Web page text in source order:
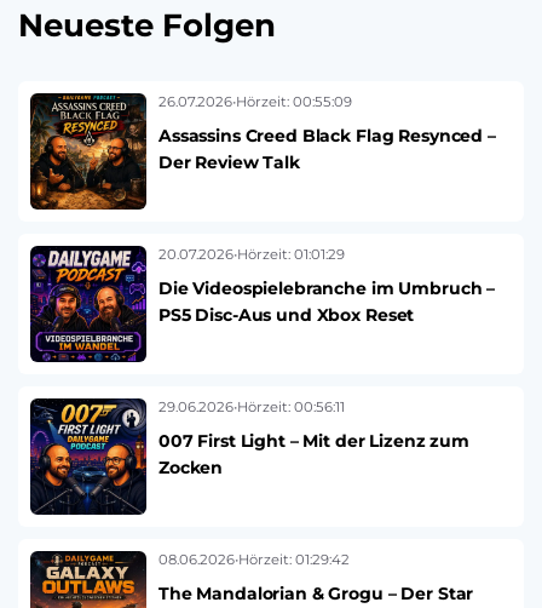
Neueste Folgen
26.07.2026•Hörzeit: 00:55:09
Assassins Creed Black Flag Resynced –
Der Review Talk
20.07.2026•Hörzeit: 01:01:29
Die Videospielebranche im Umbruch –
PS5 Disc-Aus und Xbox Reset
29.06.2026•Hörzeit: 00:56:11
007 First Light – Mit der Lizenz zum
Zocken
08.06.2026•Hörzeit: 01:29:42
The Mandalorian & Grogu – Der Star